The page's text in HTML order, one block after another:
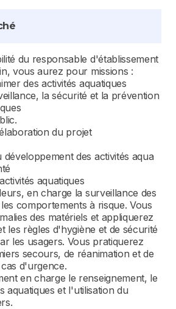
du responsable d'établissement
vous aurez pour missions :
des activités aquatiques
la sécurité et la prévention
du projet
des activités aqua
aquatiques
en charge la surveillance des
comportements à risque. Vous
des matériels et appliquerez
les règles d'hygiène et de sécurité
les usagers. Vous pratiquerez
secours, de réanimation et de
d'urgence.
en charge le renseignement, le
aquatiques et l'utilisation du